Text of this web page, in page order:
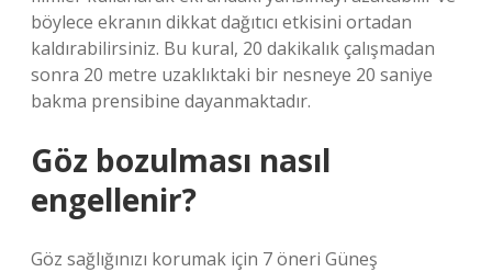
böylece ekranın dikkat dağıtıcı etkisini ortadan
kaldırabilirsiniz. Bu kural, 20 dakikalık çalışmadan
sonra 20 metre uzaklıktaki bir nesneye 20 saniye
bakma prensibine dayanmaktadır.
Göz bozulması nasıl
engellenir?
Göz sağlığınızı korumak için 7 öneri Güneş